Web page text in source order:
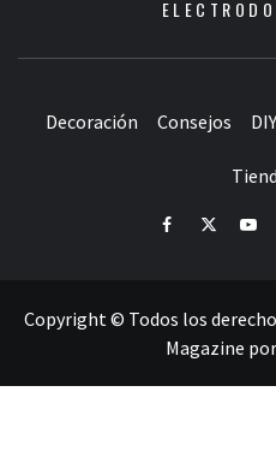
Decoración Consejos DIY
FacebookTwitter
Copyright © Todos los
Magazine por